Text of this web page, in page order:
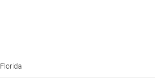
Florida